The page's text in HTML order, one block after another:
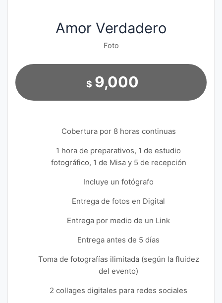
Amor Verdadero
Foto
$ 9,000
Cobertura por 8 horas continuas
1 hora de preparativos, 1 de estudio
fotográfico, 1 de Misa y 5 de recepción
Incluye un fotógrafo
Entrega de fotos en Digital
Entrega por medio de un Link
Entrega antes de 5 días
Toma de fotografías ilimitada (según la fluidez
del evento)
2 collages digitales para redes sociales